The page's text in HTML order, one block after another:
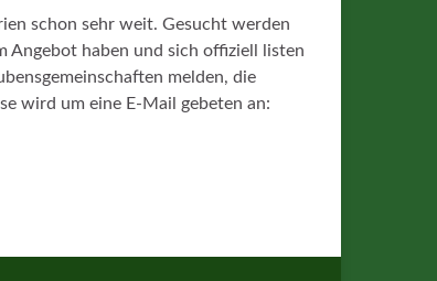
schon sehr weit. Gesucht werden
Angebot haben und sich offiziell listen
melden, die
wird um eine E-Mail gebeten an: